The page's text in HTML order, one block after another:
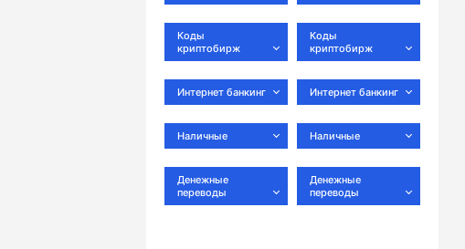
Коды
криптобирж
Интернет банкинг
Наличные
Денежные
переводы
Коды
криптобирж
Интернет банкинг
Наличные
Денежные
переводы